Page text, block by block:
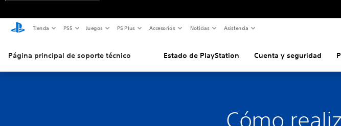
Tienda PS5 Juegos PS Plus Accesorios Noticias Asistencia
Página principal de soporte técnico Estado de PlayStation Cuenta y seguridad
Cómo